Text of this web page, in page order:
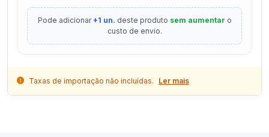
Pode adicionar+1 un. deste produto sem aumentar o
custo de envio.
Taxas de importação não incluídas. Ler mais